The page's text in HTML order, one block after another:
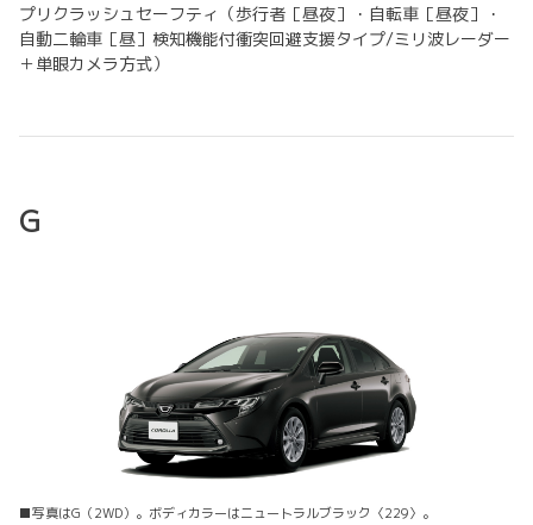
プリクラッシュセーフティ（歩行者［昼夜］・自転車［昼夜］・
自動二輪車［昼］検知機能付衝突回避支援タイプ/ミリ波レーダー
＋単眼カメラ方式）
G
■写真はG（2WD）。ボディカラーはニュートラルブラック〈229〉。